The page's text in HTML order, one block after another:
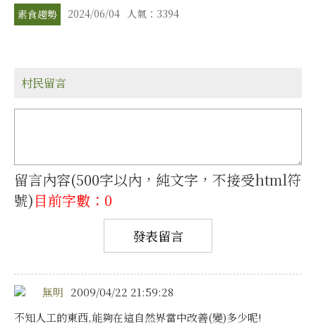
素食趨勢 2024/06/04 人氣：3394
村民留言
留言內容(500字以內，純文字，不接受html符
號)目前字數：0
無明 2009/04/22 21:59:28
不知人工的東西,能夠在這自然界當中改善(變)多少呢!